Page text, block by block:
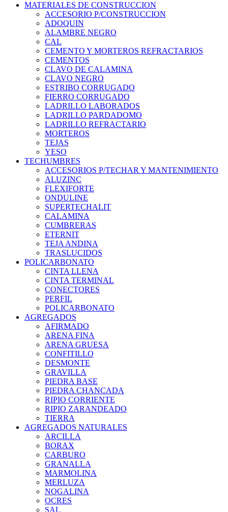
MATERIALES DE CONSTRUCCION
ACCESORIO P/CONSTRUCCION
ADOQUIN
ALAMBRE NEGRO
CAL
CEMENTO Y MORTEROS REFRACTARIOS
CEMENTOS
CLAVO DE CALAMINA
CLAVO NEGRO
ESTRIBO CORRUGADO
FIERRO CORRUGADO
LADRILLO LABORADOS
LADRILLO PARDADOMO
LADRILLO REFRACTARIO
MORTEROS
TEJAS
YESO
TECHUMBRES
ACCESORIOS P/TECHAR Y MANTENIMIENTO
ALUZINC
FLEXIFORTE
ONDULINE
SUPERTECHALIT
CALAMINA
CUMBRERAS
ETERNIT
TEJA ANDINA
TRASLUCIDOS
POLICARBONATO
CINTA LLENA
CINTA TERMINAL
CONECTORES
PERFIL
POLICARBONATO
AGREGADOS
AFIRMADO
ARENA FINA
ARENA GRUESA
CONFITILLO
DESMONTE
GRAVILLA
PIEDRA BASE
PIEDRA CHANCADA
RIPIO CORRIENTE
RIPIO ZARANDEADO
TIERRA
AGREGADOS NATURALES
ARCILLA
BORAX
CARBURO
GRANALLA
MARMOLINA
MERLUZA
NOGALINA
OCRES
SAL